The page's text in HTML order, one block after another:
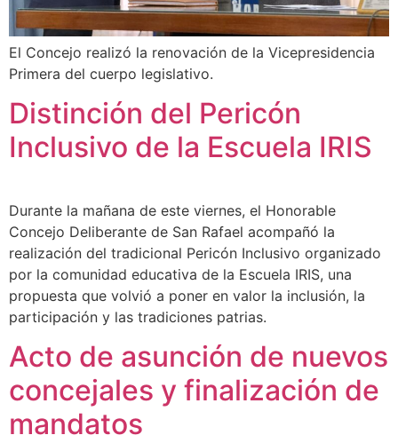
El Concejo realizó la renovación de la Vicepresidencia
Primera del cuerpo legislativo.
Distinción del Pericón
Inclusivo de la Escuela IRIS
Durante la mañana de este viernes, el Honorable
Concejo Deliberante de San Rafael acompañó la
realización del tradicional Pericón Inclusivo organizado
por la comunidad educativa de la Escuela IRIS, una
propuesta que volvió a poner en valor la inclusión, la
participación y las tradiciones patrias.
Acto de asunción de nuevos
concejales y finalización de
mandatos